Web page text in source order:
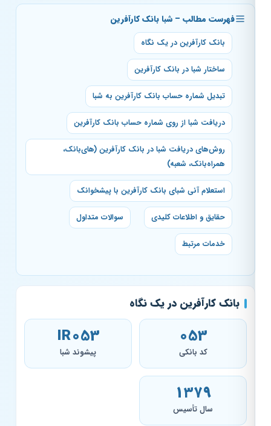
فهرست مطالب – شبا بانک کارآفرین
بانک کارآفرین در یک نگاه
ساختار شبا در بانک کارآفرین
تبدیل شماره حساب بانک کارآفرین به شبا
دریافت شبا از روی شماره حساب بانک کارآفرین
روش‌های دریافت شبا در بانک کارآفرین (های‌بانک،
همراه‌بانک، شعبه)
استعلام آنی شبای بانک کارآفرین با پیشخوانک
حقایق و اطلاعات کلیدی سوالات متداول
خدمات مرتبط
بانک کارآفرین در یک نگاه
053
کد بانکی
IR053
پیشوند شبا
۱۳۷۹
سال تأسیس